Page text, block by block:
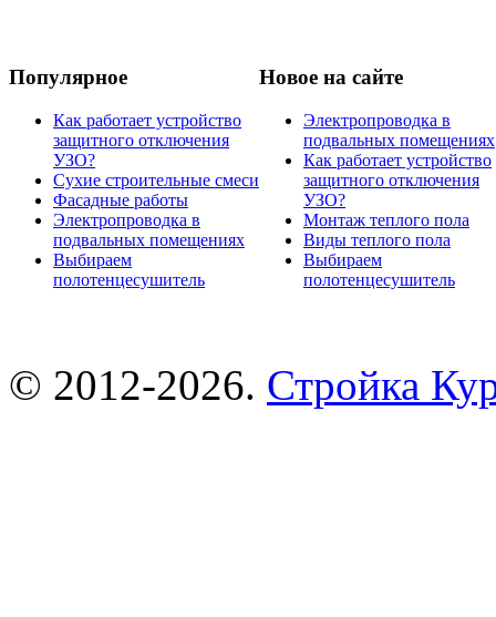
Популярное
Как работает устройство
защитного отключения
УЗО?
Сухие строительные смеси
Фасадные работы
Электропроводка в
подвальных помещениях
Выбираем
полотенцесушитель
Новое на сайте
Электропроводка в
подвальных помещениях
Как работает устройство
защитного отключения
УЗО?
Монтаж теплого пола
Виды теплого пола
Выбираем
полотенцесушитель
© 2012-2026. Стройка